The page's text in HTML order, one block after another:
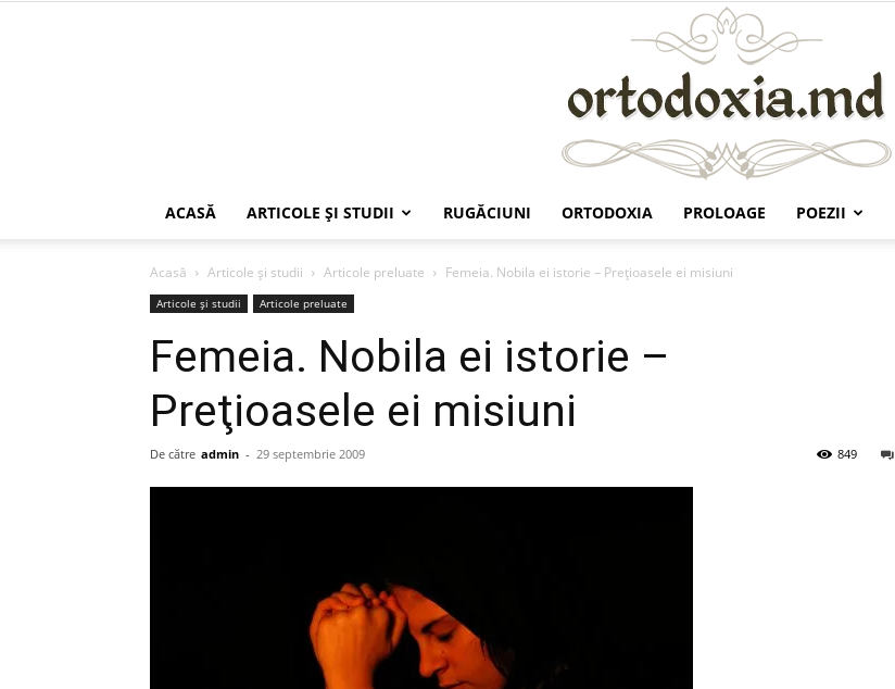
ACASĂ ARTICOLE ŞI STUDII RUGĂCIUNI ORTODOXIA PROLOAGE POEZII
Acasă Articole şi studii Articole preluate Femeia. Nobila ei istorie – Preţioasele ei misiuni
Articole şi studii Articole preluate
Femeia. Nobila ei istorie –
Preţioasele ei misiuni
De către admin - 29 septembrie 2009 849